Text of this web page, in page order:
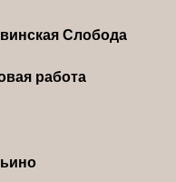
Слобода
работа